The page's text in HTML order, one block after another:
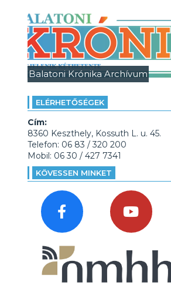
Balatoni Krónika Archívum
ELÉRHETŐSÉGEK
Cím:
8360 Keszthely, Kossuth L. u. 45.
Telefon: 06 83 / 320 200
Mobil: 06 30 / 427 7341
KÖVESSEN MINKET